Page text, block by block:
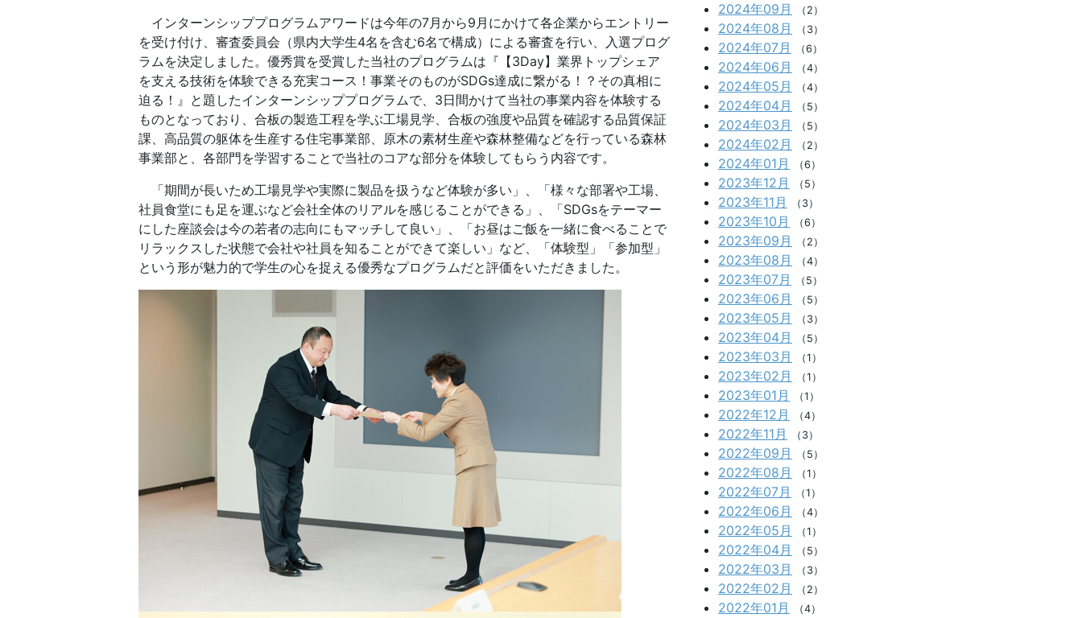
インターンシッププログラムアワードは今年の7月から9月にかけて各企業からエントリー
を受け付け、審査委員会（県内大学生4名を含む6名で構成）による審査を行い、入選プログ
ラムを決定しました。優秀賞を受賞した当社のプログラムは『【3Day】業界トップシェア
を支える技術を体験できる充実コース！事業そのものがSDGs達成に繋がる！？その真相に
迫る！』と題したインターンシッププログラムで、3日間かけて当社の事業内容を体験する
ものとなっており、合板の製造工程を学ぶ工場見学、合板の強度や品質を確認する品質保証
課、高品質の躯体を生産する住宅事業部、原木の素材生産や森林整備などを行っている森林
事業部と、各部門を学習することで当社のコアな部分を体験してもらう内容です。
「期間が長いため工場見学や実際に製品を扱うなど体験が多い」、「様々な部署や工場、
社員食堂にも足を運ぶなど会社全体のリアルを感じることができる」、「SDGsをテーマー
にした座談会は今の若者の志向にもマッチして良い」、「お昼はご飯を一緒に食べることで
リラックスした状態で会社や社員を知ることができて楽しい」など、「体験型」「参加型」
という形が魅力的で学生の心を捉える優秀なプログラムだと評価をいただきました。
2024年09月 （2）
2024年08月 （3）
2024年07月 （6）
2024年06月 （4）
2024年05月 （4）
2024年04月 （5）
2024年03月 （5）
2024年02月 （2）
2024年01月 （6）
2023年12月 （5）
2023年11月 （3）
2023年10月 （6）
2023年09月 （2）
2023年08月 （4）
2023年07月 （5）
2023年06月 （5）
2023年05月 （3）
2023年04月 （5）
2023年03月 （1）
2023年02月 （1）
2023年01月 （1）
2022年12月 （4）
2022年11月 （3）
2022年09月 （5）
2022年08月 （1）
2022年07月 （1）
2022年06月 （4）
2022年05月 （1）
2022年04月 （5）
2022年03月 （3）
2022年02月 （2）
2022年01月 （4）